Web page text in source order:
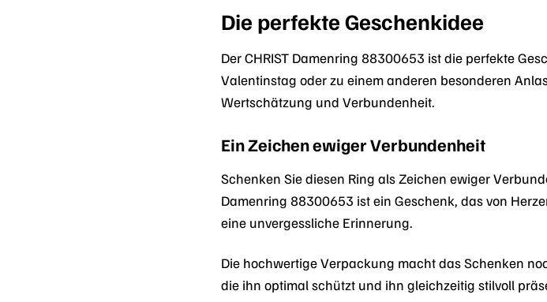
Die perfekte Geschenkidee
Der CHRIST Damenring 88300653 ist die perfekte
Valentinstag oder zu einem anderen besonderen
Wertschätzung und Verbundenheit.
Ein Zeichen ewiger Verbundenheit
Schenken Sie diesen Ring als Zeichen ewiger
Damenring 88300653 ist ein Geschenk, das von
eine unvergessliche Erinnerung.
Die hochwertige Verpackung macht das Schenken
die ihn optimal schützt und ihn gleichzeitig stilvoll